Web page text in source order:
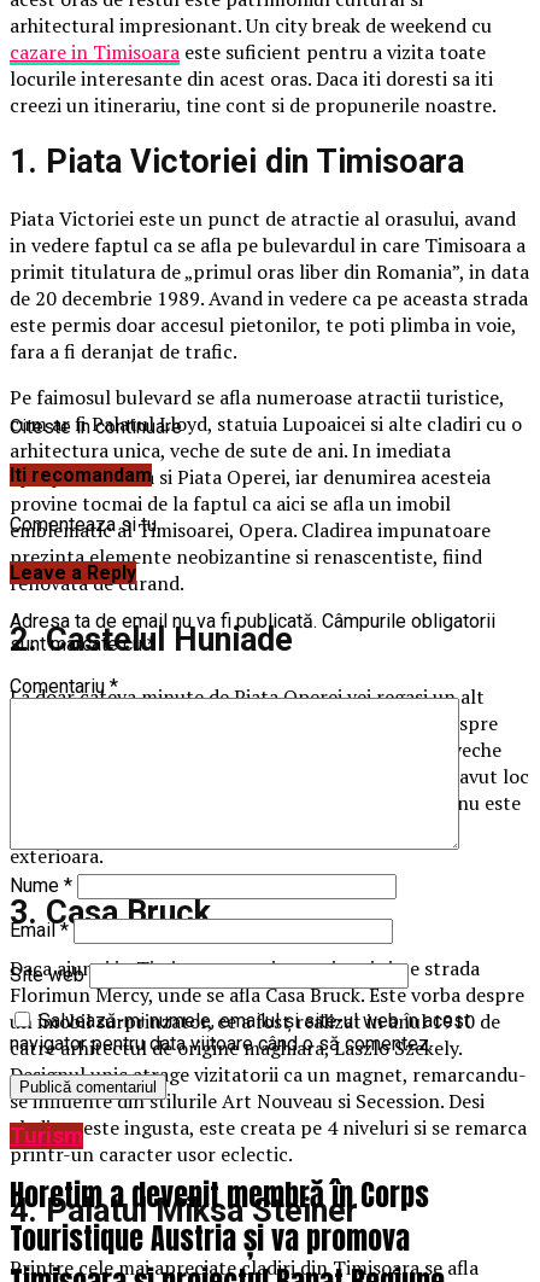
arhitectural impresionant. Un city break de weekend cu
cazare in Timisoara este suficient pentru a vizita toate
locurile interesante din acest oras. Daca iti doresti sa iti
creezi un itinerariu, tine cont si de propunerile noastre.
1. Piata Victoriei din Timisoara
Piata Victoriei este un punct de atractie al orasului, avand
in vedere faptul ca se afla pe bulevardul in care Timisoara a
primit titulatura de „primul oras liber din Romania”, in data
de 20 decembrie 1989. Avand in vedere ca pe aceasta strada
este permis doar accesul pietonilor, te poti plimba in voie,
fara a fi deranjat de trafic.
Pe faimosul bulevard se afla numeroase atractii turistice,
cum ar fi Palatul Lloyd, statuia Lupoaicei si alte cladiri cu o
arhitectura unica, veche de sute de ani. In imediata
apropiere se afla si Piata Operei, iar denumirea acesteia
provine tocmai de la faptul ca aici se afla un imobil
emblematic al Timisoarei, Opera. Cladirea impunatoare
prezinta elemente neobizantine si renascentiste, fiind
renovata de curand.
2. Castelul Huniade
La doar cateva minute de Piata Operei vei regasi un alt
punct de interes al Timisoarei. Mai exact, vorbim despre
Castelul Huniade. Stiai ca acest castel este cea mai veche
cladire din intreg orasul? Procesul de constructie a avut loc
intre anii 1308-1315. La momentul actual, castelul nu este
exterioara.
3. Casa Bruck
Daca ajungi in Timisoara, nu uita sa ajungi si pe strada
Florimun Mercy, unde se afla Casa Bruck. Este vorba despre
un imobil surprinzator, ce a fost realizat in anul 1910 de
catre arhitectul de origine maghiara, Laszlo Szekely.
Designul unic atrage vizitatorii ca un magnet, remarcandu-
se influente din stilurile Art Nouveau si Secession. Desi
cladirea este ingusta, este creata pe 4 niveluri si se remarca
printr-un caracter usor eclectic.
4. Palatul Miksa Steiner
Printre cele mai apreciate cladiri din Timisoara se afla
Citeste in continuare
Iti recomandam
Comenteaza si tu
Leave a Reply
Adresa ta de email nu va fi publicată. Câmpurile obligatorii
sunt marcate cu*
Comentariu *
Nume *
Email*
Site web
Salvează-mi numele, emailul și site-ul web în acest
navigator pentru data viitoare când o să comentez.
Turism
Horetim a devenit membră în Corps
Touristique Austria și va promova